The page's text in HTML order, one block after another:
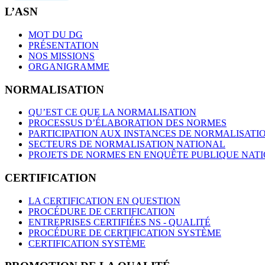
L’ASN
MOT DU DG
PRÉSENTATION
NOS MISSIONS
ORGANIGRAMME
NORMALISATION
QU’EST CE QUE LA NORMALISATION
PROCESSUS D’ÉLABORATION DES NORMES
PARTICIPATION AUX INSTANCES DE
SECTEURS DE NORMALISATION NATIONAL
PROJETS DE NORMES EN ENQUÊTE PUBLIQUE
CERTIFICATION
LA CERTIFICATION EN QUESTION
PROCÉDURE DE CERTIFICATION
ENTREPRISES CERTIFIÉES NS - QUALITÉ
PROCÉDURE DE CERTIFICATION SYSTÈME
CERTIFICATION SYSTÈME